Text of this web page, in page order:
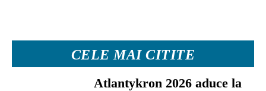
CELE MAI CITITE
Atlantykron 2026 aduce la